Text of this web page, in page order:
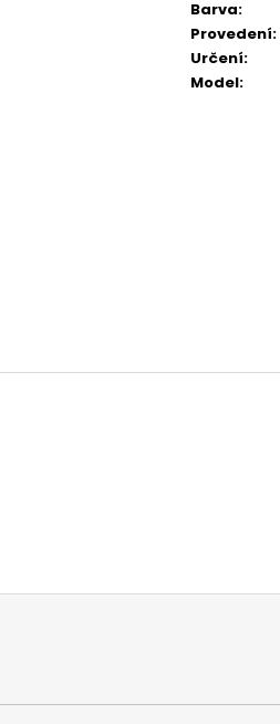
Barva:
Provedení:
Určení:
Model: